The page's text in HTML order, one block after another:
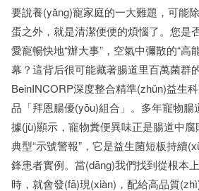
要說養(yǎng)寵家庭的一大難題，可能
蛋之外，就是清潔便便的煩惱了。您是
愛寵暢快地“辦大事”，空氣中彌散的“高
幕？這背后很可能藏著腸道里百萬菌群的
BeinINCORP深度整合精準(zhǔn)益生
品「拜恩腸優(yōu)組合」。多年寵物腸
據(jù)顯示，寵物糞便異味正是腸道中
典型“示號警報”，它是益生菌短板持續
鋒患者實例。當(dāng)我們找到從根本
時，就會發(fā)現(xiàn)，配給高品質